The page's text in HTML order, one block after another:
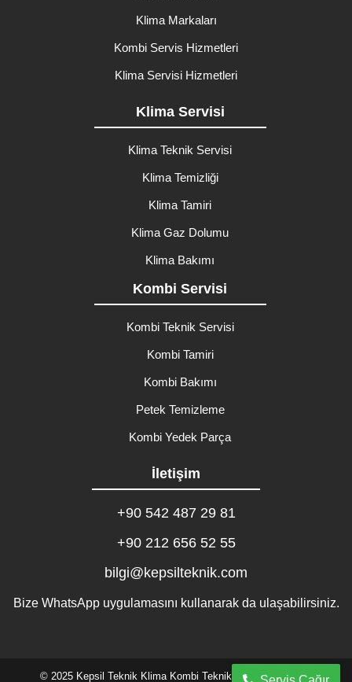
Klima Markaları
Kombi Servis Hizmetleri
Klima Servisi Hizmetleri
Klima Servisi
Klima Teknik Servisi
Klima Temizliği
Klima Tamiri
Klima Gaz Dolumu
Klima Bakımı
Kombi Servisi
Kombi Teknik Servisi
Kombi Tamiri
Kombi Bakımı
Petek Temizleme
Kombi Yedek Parça
İletişim
+90 542 487 29 81
+90 212 656 52 55
bilgi@kepsilteknik.com
Bize WhatsApp uygulamasını kullanarak da ulaşabilirsiniz.
© 2025 Kepsil Teknik Klima Kombi Teknik Servisi. Tasarım: